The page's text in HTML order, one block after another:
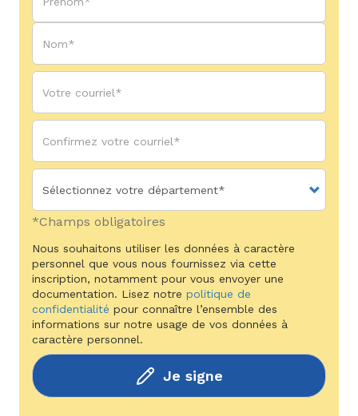
*Champs obligatoires
Nous souhaitons utiliser les données à caractère
personnel que vous nous fournissez via cette
inscription, notamment pour vous envoyer une
documentation. Lisez notre politique de
confidentialité pour connaître l’ensemble des
informations sur notre usage de vos données à
caractère personnel.
Je signe